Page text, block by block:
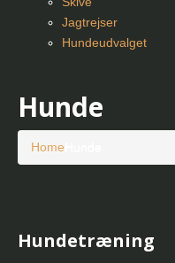
Jagtrejser
Hundeudvalget
Hunde
Home
Hundetræning